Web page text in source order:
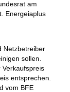
am
Energeiaplus
Netzbetreiber
sollen.
entsprechen.
vom BFE